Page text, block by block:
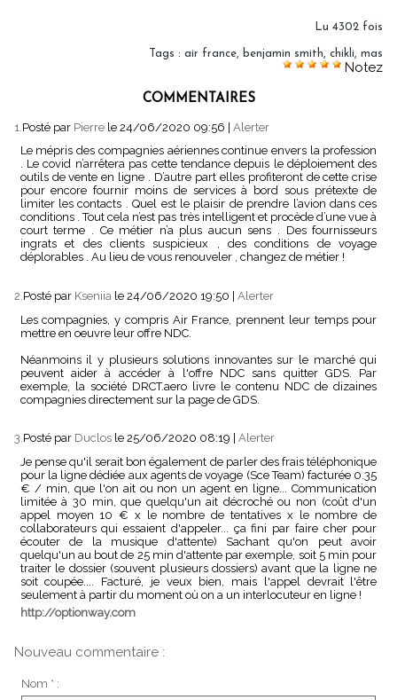
Lu 4302 fois
Tags : air france, benjamin smith, chikli, mas
Notez
COMMENTAIRES
1. Posté par Pierre le 24/06/2020 09:56
Alerter
Le mépris des compagnies aériennes continue envers la profession
. Le covid n’arrêtera pas cette tendance depuis le déploiement des
outils de vente en ligne . D’autre part elles profiteront de cette crise
pour encore fournir moins de services à bord sous prétexte de
limiter les contacts . Quel est le plaisir de prendre l’avion dans ces
conditions . Tout cela n’est pas très intelligent et procède d’une vue à
court terme . Ce métier n’a plus aucun sens . Des fournisseurs
ingrats et des clients suspicieux , des conditions de voyage
déplorables . Au lieu de vous renouveler , changez de métier !
2. Posté par Kseniia le 24/06/2020 19:50
Alerter
Les compagnies, y compris Air France, prennent leur temps pour
mettre en oeuvre leur offre NDC.
Néanmoins il y plusieurs solutions innovantes sur le marché qui
peuvent aider à accéder à l'offre NDC sans quitter GDS. Par
exemple, la société DRCT.aero livre le contenu NDC de dizaines
compagnies directement sur la page de GDS.
3.Posté par Duclos le 25/06/2020 08:19
Alerter
Je pense qu'il serait bon également de parler des frais téléphonique
pour la ligne dédiée aux agents de voyage (Sce Team) facturée 0.35
€ / min, que l'on ait ou non un agent en ligne... Communication
limitée à 30 min, que quelqu'un ait décroché ou non (coût d'un
appel moyen 10 € x le nombre de tentatives x le nombre de
collaborateurs qui essaient d'appeler... ça fini par faire cher pour
écouter de la musique d'attente) Sachant qu'on peut avoir
quelqu'un au bout de 25 min d'attente par exemple, soit 5 min pour
traiter le dossier (souvent plusieurs dossiers) avant que la ligne ne
soit coupée.... Facturé, je veux bien, mais l'appel devrait l'être
seulement à partir du moment où on a un interlocuteur en ligne !
http://optionway.com
Nouveau commentaire :
Nom * :